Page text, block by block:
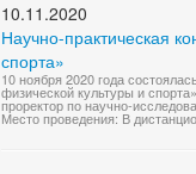
10.11.2020
Научно-практическая
спорта»
10 ноября 2020 года
физической культуры и
проректор по научно-
Место проведения: В